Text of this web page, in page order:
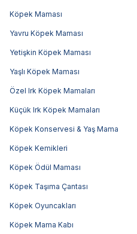
Köpek Maması
Yavru Köpek Maması
Yetişkin Köpek Maması
Yaşlı Köpek Maması
Özel Irk Köpek Mamaları
Küçük Irk Köpek Mamaları
Köpek Konservesi & Yaş Mama
Köpek Kemikleri
Köpek Ödül Maması
Köpek Taşıma Çantası
Köpek Oyuncakları
Köpek Mama Kabı